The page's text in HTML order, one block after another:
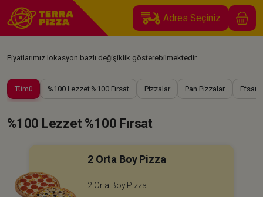
Adres Seçiniz
Fiyatlarımız lokasyon bazlı değişiklik gösterebilmektedir.
Tümü %100 Lezzet %100 Fırsat Pizzalar Pan Pizzalar
%100 Lezzet %100 Fırsat
2 Orta Boy Pizza
2 Orta Boy Pizza